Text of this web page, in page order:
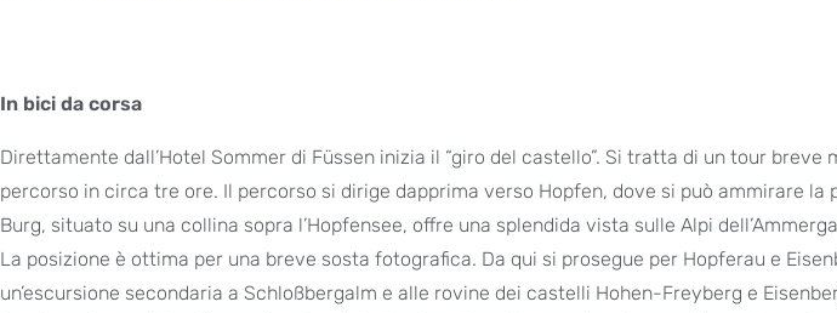
In bici da corsa
Direttamente dall’Hotel Sommer di Füssen inizia il “giro del castello”. Si tratta di un tour breve
percorso in circa tre ore. Il percorso si dirige dapprima verso Hopfen, dove si può ammirare la
Burg, situato su una collina sopra l’Hopfensee, offre una splendida vista sulle Alpi
La posizione è ottima per una breve sosta fotografica. Da qui si prosegue per Hopferau e
un’escursione secondaria a Schloßbergalm e alle rovine dei castelli Hohen-Freyberg e